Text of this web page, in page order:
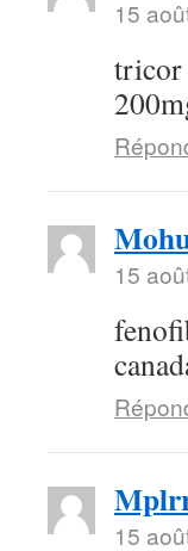
15
tricor
15
15